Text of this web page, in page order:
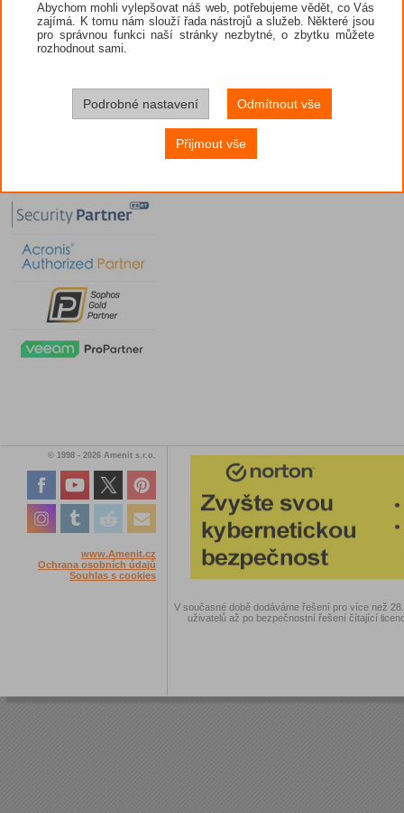
© 1998 - 2026 Amenit s.r.o.
www.Amenit.cz
Ochrana osobních údajů
Souhlas s cookies
V současné době dodáváme řešení pro více než
uživatelů až po bezpečnostní řešení čítající
Abychom mohli vylepšovat náš web, potřebujeme vědět, co Vás
zajímá. K tomu nám slouží řada nástrojů a služeb. Některé jsou
pro správnou funkci naší stránky nezbytné, o zbytku můžete
rozhodnout sami.
Podrobné nastavení Odmítnout vše
Přijmout vše